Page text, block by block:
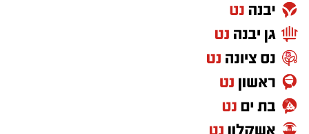
אפריים וובר, נציג הכלל חסידי בעיריה, הרב יהושע
טננהויז, וכן ח"כ הרב ישראל אייכלר שהגיע במיוחד
לארוע. הדוברים העלו על נס את יוזמות 'מעגלים'
שלראשונה מצליחות לקלוע לטעמן של הציבור
כולו, על כל חוגיו ועדותיו, כשכולם מרגישים אכן
חלק מ'משפחה אחת גדולה'. הרב וובר והרב
טננהויז הביעו תודה מיוחדת לראש העיר ד"ר לסרי